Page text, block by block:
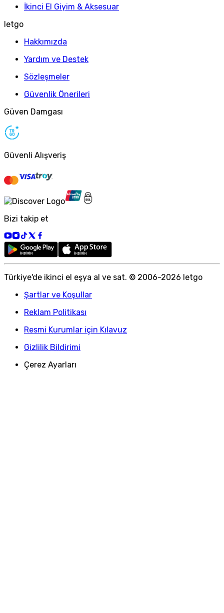
İkinci El Giyim & Aksesuar
letgo
Hakkımızda
Yardım ve Destek
Sözleşmeler
Güvenlik Önerileri
Güven Damgası
Güvenli Alışveriş
Bizi takip et
Türkiye'de ikinci el eşya al ve sat. © 2006-2026 letgo
Şartlar ve Koşullar
Reklam Politikası
Resmi Kurumlar için Kılavuz
Gizlilik Bildirimi
Çerez Ayarları